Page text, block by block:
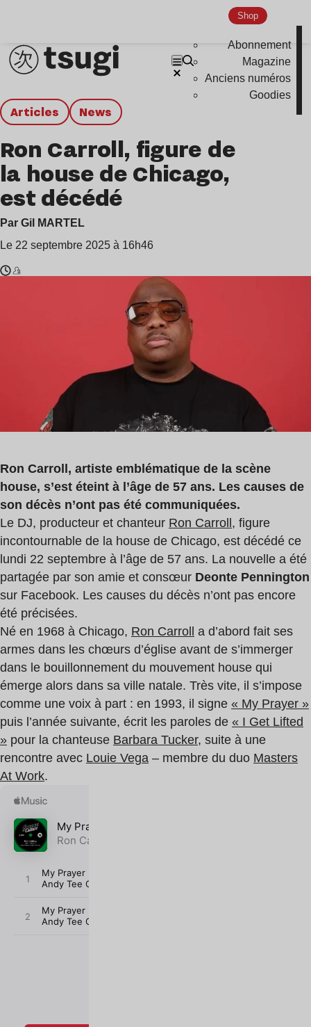
Shop
Abonnement
Magazine
Anciens numéros
Goodies
Articles news
Ron Carroll, figure de
la house de Chicago,
est décédé
Par Gil MARTEL
Le 22 septembre 2025 à 16h46
Ron Carroll, artiste emblématique de la scène
house, s’est éteint à l’âge de 57 ans. Les causes de
son décès n’ont pas été communiquées.
Le DJ, producteur et chanteur Ron Carroll , figure
incontournable de la house de Chicago, est décédé ce
lundi 22 septembre à l’âge de 57 ans. La nouvelle a été
partagée par son amie et consœur Deonte Pennington
sur Facebook. Les causes du décès n’ont pas encore
été précisées.
Né en 1968 à Chicago, Ron Carroll
a d’abord fait ses
armes dans les chœurs d’église avant de s’immerger
dans le bouillonnement du mouvement house qui
émerge alors dans sa ville natale. Très vite, il s’impose
comme une voix à part : en 1993, il signe « My Prayer »
puis l’année suivante, écrit les paroles de « I Get Lifted
» pour la chanteuse Barbara Tucker, suite à une
rencontre avec Louie Vega – membre du duo Masters
At Work.